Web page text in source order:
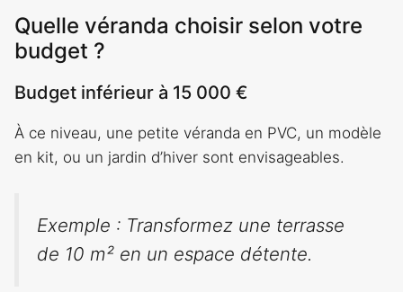
Quelle véranda choisir selon votre
budget ?
Budget inférieur à 15 000 €
À ce niveau, une petite véranda en PVC, un modèle
en kit, ou un jardin d’hiver sont envisageables.
Exemple : Transformez une terrasse
de 10 m² en un espace détente.